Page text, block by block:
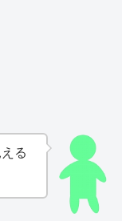
る